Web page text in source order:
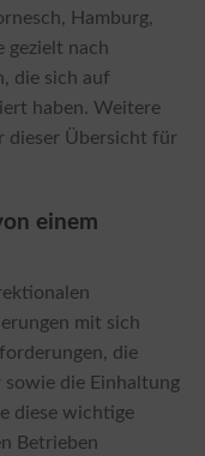
Hamburg,
gezielt nach
die sich auf
haben. Weitere
dieser Übersicht für
einem
mit sich
die
die Einhaltung
diese wichtige
Betrieben